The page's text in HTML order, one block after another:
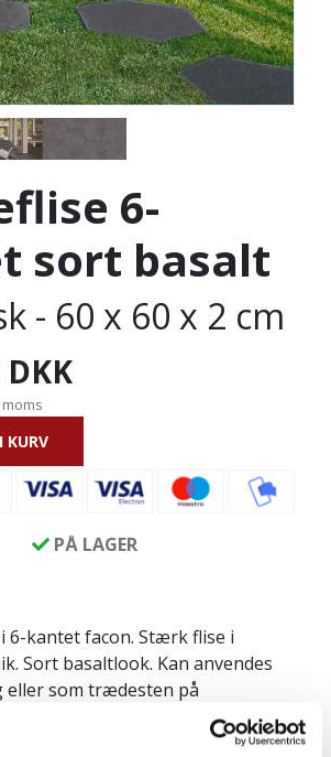
6-
sort basalt
- 60 x 60 x 2 cm
DKK
PÅ LAGER
6-kantet facon. Stærk flise i
Sort basaltlook. Kan anvendes
som trædesten på
gangsti - kun fantasien sætter